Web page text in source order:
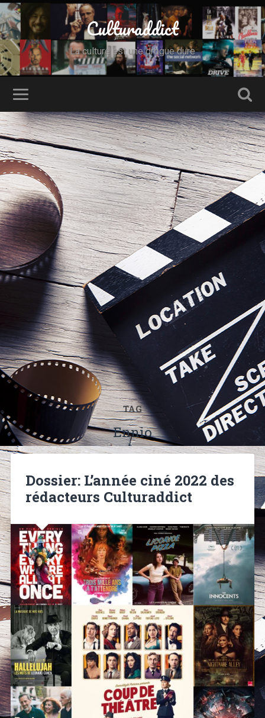
Culturaddict
La culture est une drogue dure
TAG
Ennio
Dossier: L’année ciné 2022 des
rédacteurs Culturaddict